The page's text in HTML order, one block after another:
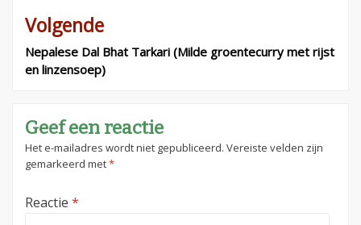
Volgende
Nepalese Dal Bhat Tarkari (Milde groentecurry met rijst
en linzensoep)
Geef een reactie
Het e-mailadres wordt niet gepubliceerd. Vereiste velden zijn
gemarkeerd met*
Reactie *